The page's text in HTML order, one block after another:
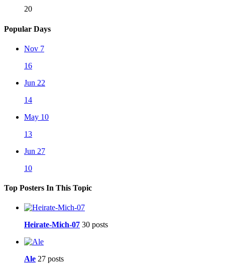
20
Popular Days
Nov 7
16
Jun 22
14
May 10
13
Jun 27
10
Top Posters In This Topic
Heirate-Mich-07 30 posts
Ale 27 posts